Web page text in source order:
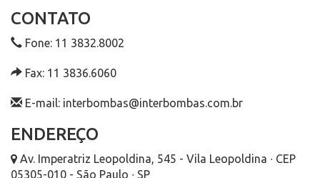
CONTATO
Fone: 11 3832.8002
Fax: 11 3836.6060
E-mail: interbombas@interbombas.com.br
ENDEREÇO
Av. Imperatriz Leopoldina, 545 - Vila Leopoldina ∙ CEP
05305-010 - São Paulo ∙ SP